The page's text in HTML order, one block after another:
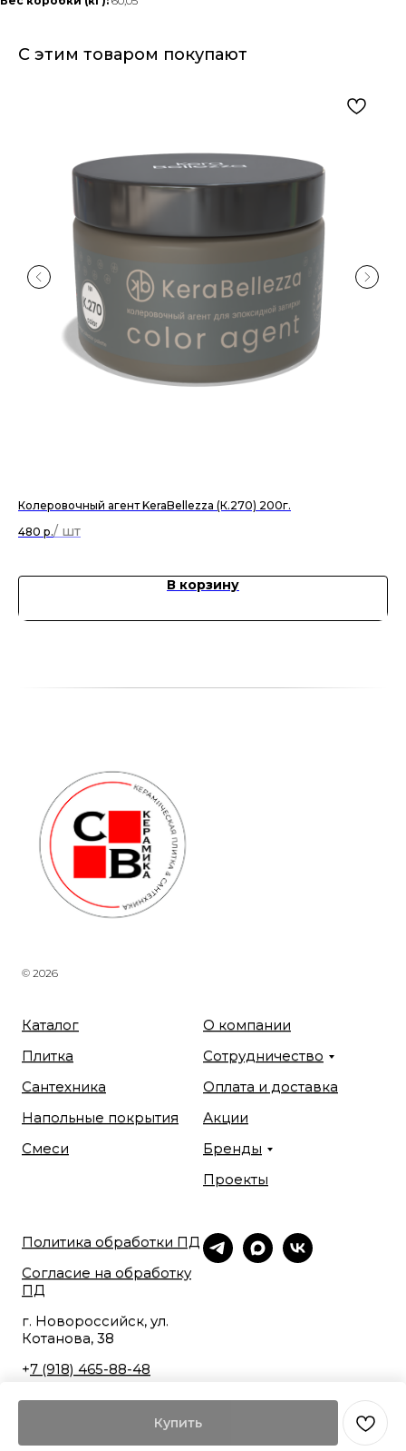
Купить
С этим товаром покупают
Колеровочный агент KeraBellezza (К.270) 200г.
480 р.
В корзину
© 2026
Каталог
Плитка
Сантехника
Напольные покрытия
Смеси
О компании
Сотрудничество
Оплата и доставка
Акции
Бренды
Проекты
Политика обработки ПД
Согласие на обработку
ПД
г. Новороссийск, ул.
Котанова, 38
+7 (918) 465-88-48